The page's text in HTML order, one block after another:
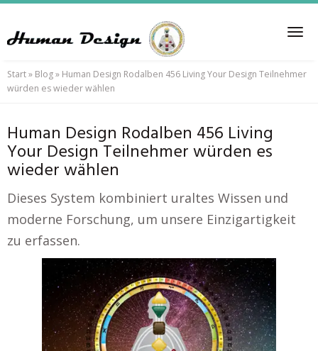
content
Start» Blog» Human Design Rodalben 456 Living Your Design Teilnehmer
würden es wieder wählen
Human Design Rodalben 456 Living
Your Design Teilnehmer würden es
wieder wählen
Dieses System kombiniert uraltes Wissen und
moderne Forschung, um unsere Einzigartigkeit
zu erfassen.